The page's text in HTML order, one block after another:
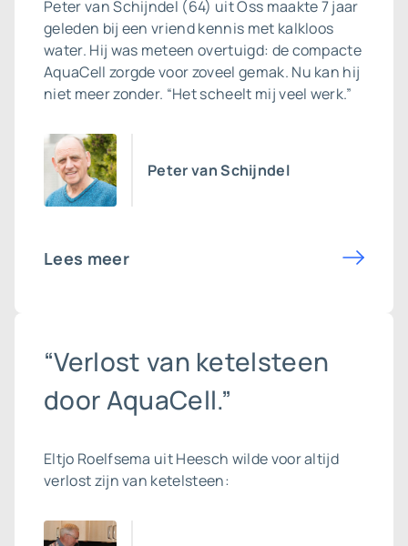
Peter van Schijndel (64) uit Oss maakte 7 jaar
geleden bij een vriend kennis met kalkloos
water. Hij was meteen overtuigd: de compacte
AquaCell zorgde voor zoveel gemak. Nu kan hij
niet meer zonder. “Het scheelt mij veel werk.”
Peter van Schijndel
Lees meer
“Verlost van ketelsteen
door AquaCell.”
Eltjo Roelfsema uit Heesch wilde voor altijd
verlost zijn van ketelsteen: